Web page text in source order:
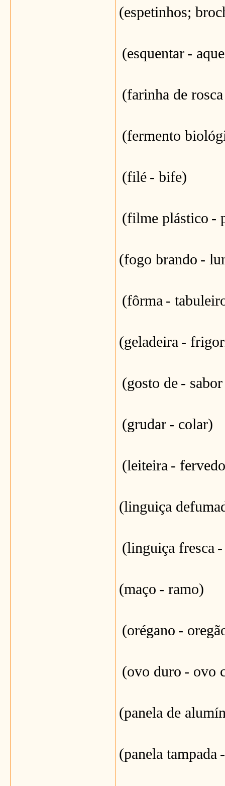
(espetinhos;
(esquentar -
(farinha de rosca
(fermento
(filé - bife)
(filme plástico -
(fogo brando -
(fôrma -
(geladeira -
(gosto de -
(grudar - colar)
(leiteira -
(linguiça
(linguiça fresca
(maço - ramo)
(orégano -
(ovo duro - ovo
(panela de
(panela tampada